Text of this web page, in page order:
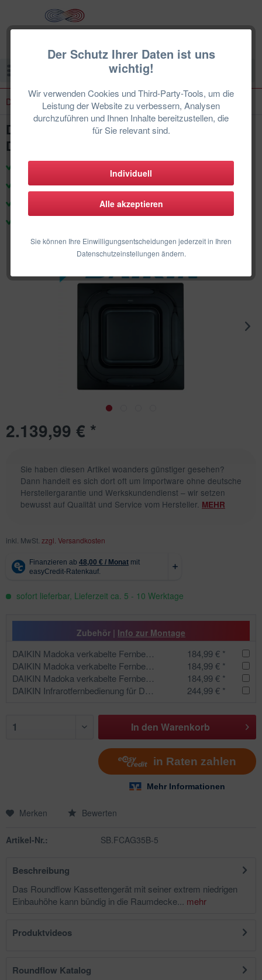
Der Schutz Ihrer Daten ist uns
wichtig!
Wir verwenden Cookies und Third-Party-Tools, um die
Leistung der Website zu verbessern, Analysen
durchzuführen und Ihnen Inhalte bereitzustellen, die
für Sie relevant sind.
Individuell
Alle akzeptieren
Sie können Ihre Einwilligungsentscheidungen jederzeit in Ihren
Datenschutzeinstellungen ändern.
DAIKIN
DAIKIN Roundflow FCAG 3,5 kW
Deckenkassette Design-Blende schwarz
zertifizierte Techniker & Support
Produkte für den deutschen Markt
100% Herstellergarantie
2.139,99 € *
Sie haben diesen Artikel woanders günstiger gesehen?
Dann handelt es sich dort oft um Importware ohne deutsche
Herstellergarantie und Werkskundendienst – wir setzen
bewusst auf Qualität und Service vom Hersteller. MEHR
inkl. MwSt. zzgl. Versandkosten
sofort lieferbar, Lieferzeit ca. 5 - 10 Werktage
Zubehör | Info zur Montage
DAIKIN Madoka verkabelte Fernbedienung silber | BRC1H52S
184,99 € *
DAIKIN Madoka verkabelte Fernbedienung schwarz | BRC1H52K
184,99 € *
DAIKIN Madoka verkabelte Fernbedienung weiß für SKY AIR/VRV | BRC1H52W
184,99 € *
DAIKIN Infrarotfernbedienung für Deckenkassette schwarz | BRC7FA532FB
244,99 € *
In den Warenkorb
Merken Bewerten
Artikel-Nr.: SB.FCAG35B-5
Beschreibung
Das Roundflow Kassettengerät mit seiner extrem niedrigen
Einbauhöhe kann bündig in die Raumdecke... mehr
Produktvideos
Roundflow Katalog